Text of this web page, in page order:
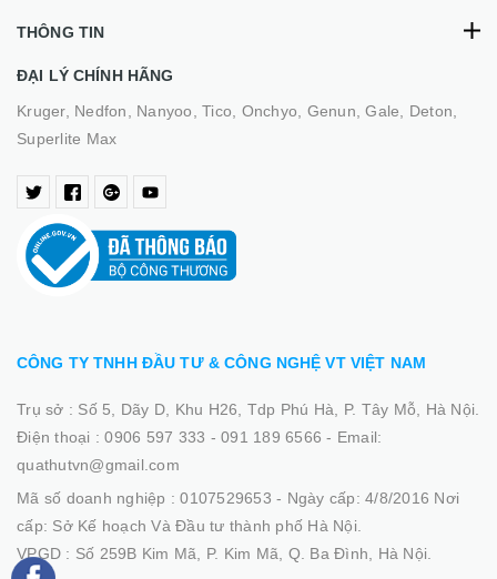
THÔNG TIN
ĐẠI LÝ CHÍNH HÃNG
Kruger, Nedfon, Nanyoo, Tico, Onchyo, Genun, Gale, Deton,
Superlite Max
CÔNG TY TNHH ĐẦU TƯ & CÔNG NGHỆ VT VIỆT NAM
Trụ sở : Số 5, Dãy D, Khu H26, Tdp Phú Hà, P. Tây Mỗ, Hà Nội.
Điện thoại :0906 597 333 - 091 189 6566 - Email:
quathutvn@gmail.com
Mã số doanh nghiệp :0107529653 - Ngày cấp: 4/8/2016 Nơi
cấp: Sở Kế hoạch Và Đầu tư thành phố Hà Nội.
VPGD : Số 259B Kim Mã, P. Kim Mã, Q. Ba Đình, Hà Nội.